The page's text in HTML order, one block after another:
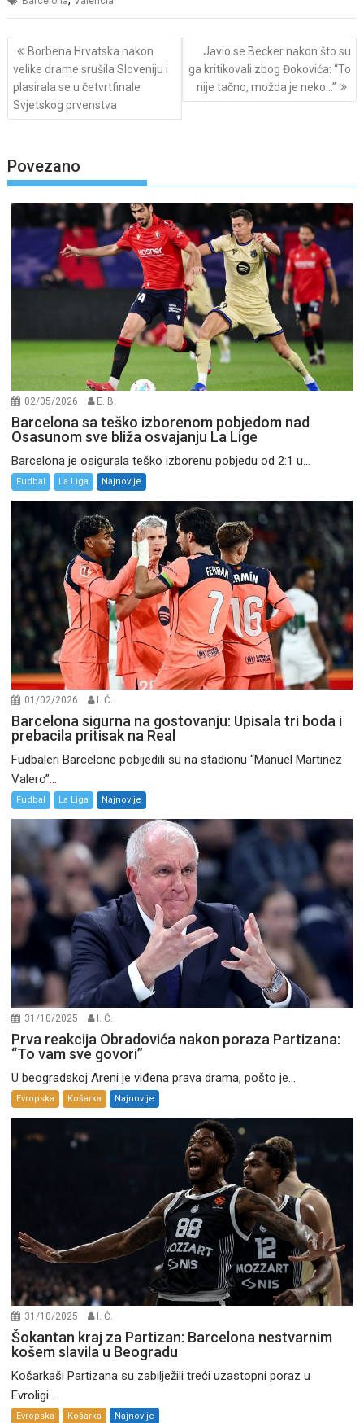
Post
navigation
Borbena Hrvatska nakon
velike drame srušila Sloveniju i
plasirala se u četvrtfinale
Svjetskog prvenstva
Javio se Becker nakon što su
ga kritikovali zbog Đokovića: “To
nije tačno, možda je neko…”
Povezano
02/05/2026 E. B.
Barcelona sa teško izborenom pobjedom nad
Osasunom sve bliža osvajanju La Lige
Barcelona je osigurala teško izborenu pobjedu od 2:1 u...
Fudbal La Liga Najnovije
01/02/2026 I. Ć.
Barcelona sigurna na gostovanju: Upisala tri boda i
prebacila pritisak na Real
Fudbaleri Barcelone pobijedili su na stadionu “Manuel Martinez
Valero”...
Fudbal La Liga Najnovije
31/10/2025 I. Ć.
Prva reakcija Obradovića nakon poraza Partizana:
“To vam sve govori”
U beogradskoj Areni je viđena prava drama, pošto je...
Evropska Košarka Najnovije
31/10/2025 I. Ć.
Šokantan kraj za Partizan: Barcelona nestvarnim
košem slavila u Beogradu
Košarkaši Partizana su zabilježili treći uzastopni poraz u
Evroligi....
Evropska Košarka Najnovije